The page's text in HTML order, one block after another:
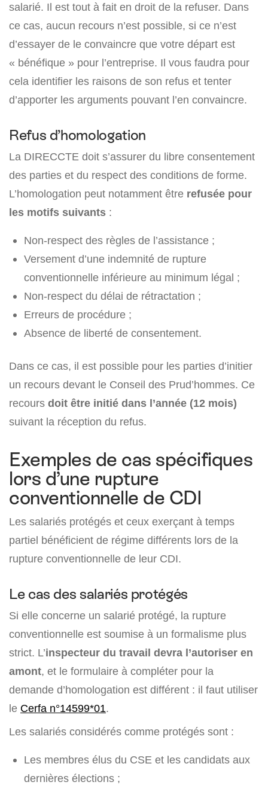
salarié. Il est tout à fait en droit de la refuser. Dans
ce cas, aucun recours n’est possible, si ce n’est
d’essayer de le convaincre que votre départ est
« bénéfique » pour l’entreprise. Il vous faudra pour
cela identifier les raisons de son refus et tenter
d’apporter les arguments pouvant l’en convaincre.
Refus d’homologation
La DIRECCTE doit s’assurer du libre consentement
des parties et du respect des conditions de forme.
L’homologation peut notamment être refusée pour
les motifs suivants :
Non-respect des règles de l’assistance ;
Versement d’une indemnité de rupture
conventionnelle inférieure au minimum légal ;
Non-respect du délai de rétractation ;
Erreurs de procédure ;
Absence de liberté de consentement.
Dans ce cas, il est possible pour les parties d’initier
un recours devant le Conseil des Prud’hommes. Ce
recours doit être initié dans l’année (12 mois)
suivant la réception du refus.
Exemples de cas spécifiques
lors d’une rupture
conventionnelle de CDI
Les salariés protégés et ceux exerçant à temps
partiel bénéficient de régime différents lors de la
rupture conventionnelle de leur CDI.
Le cas des salariés protégés
Si elle concerne un salarié protégé, la rupture
conventionnelle est soumise à un formalisme plus
strict. L’inspecteur du travail devra l’autoriser en
amont, et le formulaire à compléter pour la
demande d’homologation est différent : il faut utiliser
le Cerfa n°14599*01.
Les salariés considérés comme protégés sont :
Les membres élus du CSE et les candidats aux
dernières élections ;